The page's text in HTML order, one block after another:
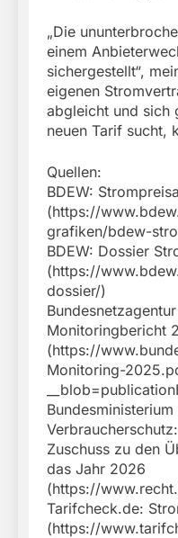
„Die
einem
sichergestellt“,
eigenen
abgleicht und sich
neuen Tarif sucht,
Quellen:
BDEW:
(https://
grafiken/bdew-
BDEW: Dossier
(https://
dossier/)
Monitoringbericht
(https://
Monitoring-
Zuschuss zu den
das Jahr 2026
(https://
Tarifcheck.de:
(https://